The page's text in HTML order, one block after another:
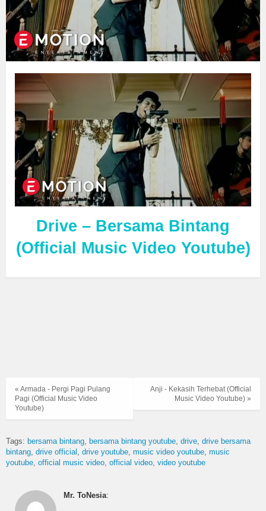
Drive – Bersama Bintang
(Official Music Video Youtube)
Anji - Kekasih Terhebat (Official
Music Video Youtube) »
« Armada - Pergi Pagi Pulang
Pagi (Official Music Video
Youtube)
Tags: bersama bintang bersama bintang youtube drive drive bersama
bintang drive official drive youtube music video youtube music
youtube official music video official video video youtube
Mr. ToNesia: